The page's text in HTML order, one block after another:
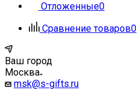
Отложенные0
Сравнение товаров0
Ваш город
Москва
msk@s-gifts.ru